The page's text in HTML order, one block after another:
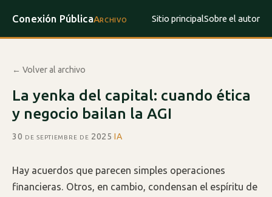
Conexión PúblicaArchivo Sitio principalSobre el autor
← Volver al archivo
La yenka del capital: cuando ética
y negocio bailan la AGI
30 de septiembre de 2025·IA
Hay acuerdos que parecen simples operaciones
financieras. Otros, en cambio, condensan el espíritu de